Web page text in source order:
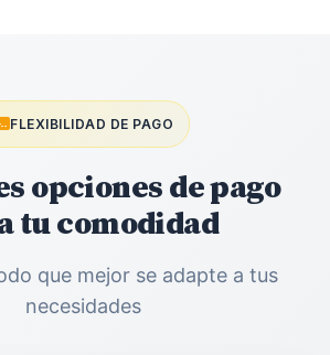
FLEXIBILIDAD DE PAGO
opciones de pago
tu comodidad
que mejor se adapte a tus
necesidades